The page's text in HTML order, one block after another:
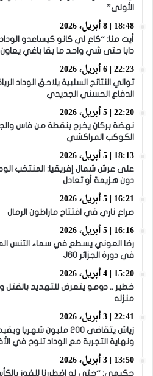
الأولى”
18:48 | 8 أبريل، 2026
أيت منا: “كاع لي كانو كيساعدو
دابا حتى شي واحد ما بقا باغي
22:23 | 6 أبريل، 2026
توالي النتائج السلبية يلاحق الوداد
الدفاع الحسني الجديدي
22:20 | 5 أبريل، 2026
نهضة بركان يخرج بنقطة من فاس
الكوكب المراكشي
18:13 | 5 أبريل، 2026
دون هزيمة أو تعادل
16:21 | 5 أبريل، 2026
صراع ناري في افتتاح ماراطون الرمال
16:16 | 5 أبريل، 2026
رضا العوني يسطع في سماء التنس
في دورة الجزائر J60
15:20 | 4 أبريل، 2026
خطير .. دومو يتعرض للتهديد بالقتل
منزله
22:41 | 3 أبريل، 2026
ونهاية التجربة مع الوداد تلوح في
13:50 | 3 أبريل، 2026
حكيمي: “حتى لو اضطررنا للفوز